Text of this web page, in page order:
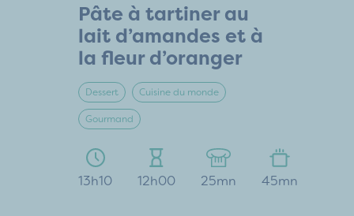
Pâte à tartiner au
lait d’amandes et à
la fleur d’oranger
Dessert Cuisine du monde
Gourmand
13h10 12h00 25mn 45mn